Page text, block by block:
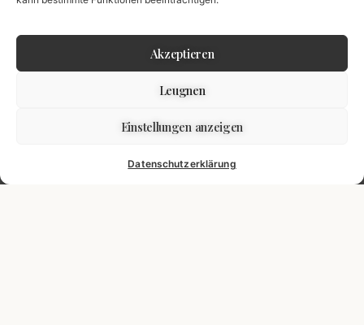
Akzeptieren
Leugnen
Einstellungen anzeigen
Datenschutzerklärung